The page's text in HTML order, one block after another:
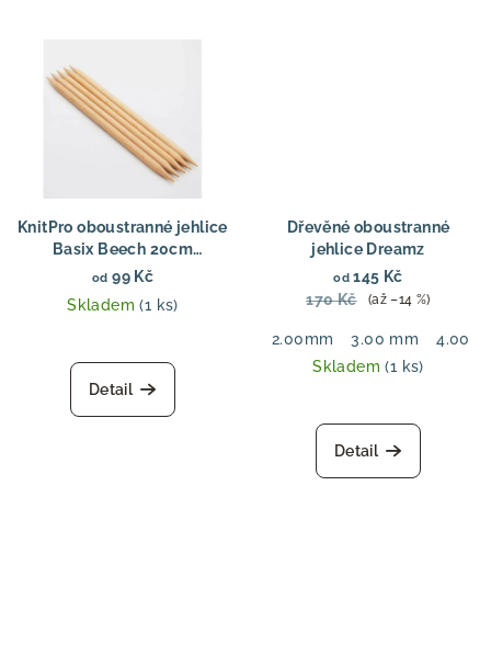
KnitPro oboustranné jehlice
Basix Beech 20cm
Oboustranné pletací
cm
od 99 Kč
Skladem(1 ks)
Detail
Dřevěné oboustranné
jehlice Dreamz
od 145 Kč
170 Kč
(až –14 %)
2.00mm 3.00 mm
4.00
Skladem(1 ks)
Detail